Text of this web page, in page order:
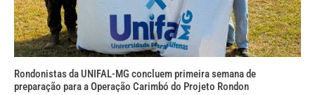
Rondonistas da UNIFAL-MG concluem primeira semana de
preparação para a Operação Carimbó do Projeto Rondon